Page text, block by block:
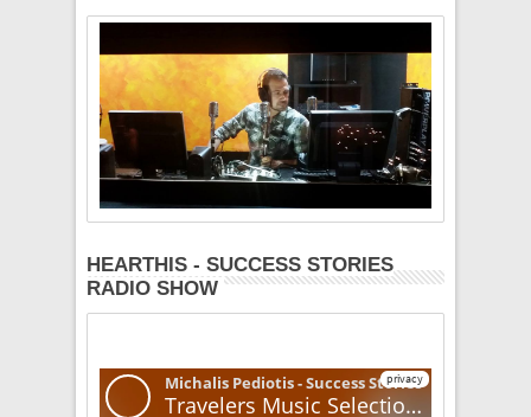
HEARTHIS - SUCCESS STORIES
RADIO SHOW